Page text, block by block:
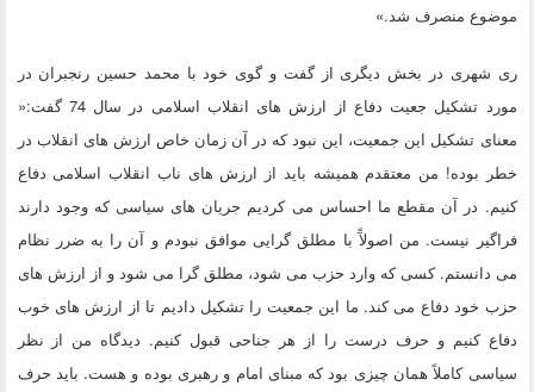
موضوع منصرف شد.»
ری شهری در بخش دیگری از گفت و گوی خود با محمد حسین رنجبران در
مورد تشکیل جعیت دفاع از ارزش های انقلاب اسلامی در سال 74 گفت:«
معنای تشکیل این جمعیت، این نبود که در آن زمان خاص ارزش های انقلاب در
خطر بوده! من معتقدم همیشه باید از ارزش های ناب انقلاب اسلامی دفاع
کنیم. در آن مقطع ما احساس می کردیم جریان های سیاسی که وجود دارند
فراگیر نیست. من اصولآً با مطلق گرایی موافق نبودم و آن را به ضرر نظام
می دانستم. کسی که وارد حزب می شود، مطلق گرا می شود و از ارزش های
حزب خود دفاع می کند. ما این جمعیت را تشکیل دادیم تا از ارزش های خوب
دفاع کنیم و حرف درست را از هر جناحی قبول کنیم. دیدگاه من از نظر
سیاسی کاملاً همان چیزی بود که مبنای امام و رهبری بوده و هست. باید حرف